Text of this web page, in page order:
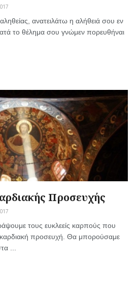
ανατειλάτω η αλήθειά σου εν
το θέλημα σου γνώμεν πορευθήναι
Προσευχής
τους ευκλεείς καρπούς που
προσευχή. Θα μπορούσαμε
...